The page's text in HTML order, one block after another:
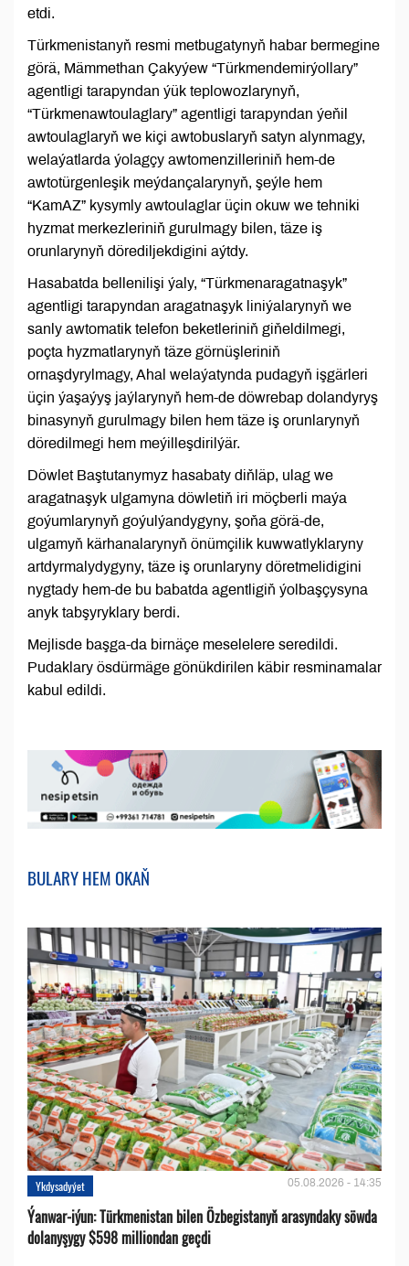
etdi.
Türkmenistanyň resmi metbugatynyň habar bermegine
görä, Mämmethan Çakyýew “Türkmendemirýollary”
agentligi tarapyndan ýük teplowozlarynyň,
“Türkmenawtoulaglary” agentligi tarapyndan ýeňil
awtoulaglaryň we kiçi awtobuslaryň satyn alynmagy,
welaýatlarda ýolagçy awtomenzilleriniň hem-de
awtotürgenleşik meýdançalarynyň, şeýle hem
“KamAZ” kysymly awtoulaglar üçin okuw we tehniki
hyzmat merkezleriniň gurulmagy bilen, täze iş
orunlarynyň dörediljekdigini aýtdy.
Hasabatda bellenilişi ýaly, “Türkmenaragatnaşyk”
agentligi tarapyndan aragatnaşyk liniýalarynyň we
sanly awtomatik telefon beketleriniň giňeldilmegi,
poçta hyzmatlarynyň täze görnüşleriniň
ornaşdyrylmagy, Ahal welaýatynda pudagyň işgärleri
üçin ýaşaýyş jaýlarynyň hem-de döwrebap dolandyryş
binasynyň gurulmagy bilen hem täze iş orunlarynyň
döredilmegi hem meýilleşdirilýär.
Döwlet Baştutanymyz hasabaty diňläp, ulag we
aragatnaşyk ulgamyna döwletiň iri möçberli maýa
goýumlarynyň goýulýandygyny, şoňa görä-de,
ulgamyň kärhanalarynyň önümçilik kuwwatlyklaryny
artdyrmalydygyny, täze iş orunlaryny döretmelidigini
nygtady hem-de bu babatda agentligiň ýolbaşçysyna
anyk tabşyryklary berdi.
Mejlisde başga-da birnäçe meselelere seredildi.
Pudaklary ösdürmäge gönükdirilen käbir resminamalar
kabul edildi.
BULARY HEM OKAŇ
Ykdysadyýet 05.08.2026 - 14:35
Ýanwar-iýun: Türkmenistan bilen Özbegistanyň arasyndaky söwda
dolanyşygy $598 milliondan geçdi